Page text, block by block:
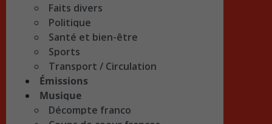
Faits divers
Politique
Santé et bien-être
Sports
Transport / Circulation
Émissions
Musique
Décompte franco